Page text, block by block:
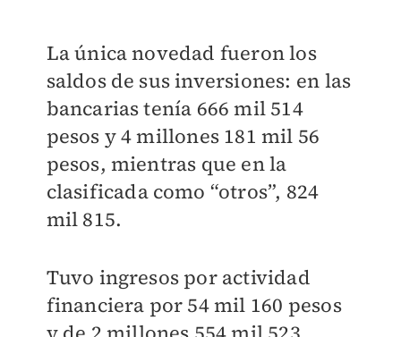
La única novedad fueron los
saldos de sus inversiones: en las
bancarias tenía 666 mil 514
pesos y 4 millones 181 mil 56
pesos, mientras que en la
clasificada como “otros”, 824
mil 815.
Tuvo ingresos por actividad
financiera por 54 mil 160 pesos